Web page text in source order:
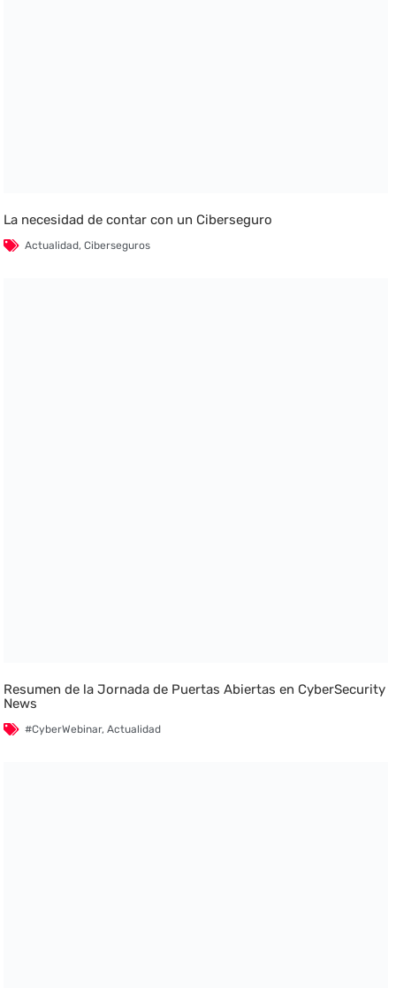
La necesidad de contar con un Ciberseguro
Actualidad,Ciberseguros
Resumen de la Jornada de Puertas Abiertas en CyberSecurity
News
#CyberWebinar,Actualidad